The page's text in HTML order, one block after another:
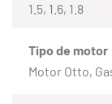
1.5, 1.6, 1.8
Tipo de motor
Motor Otto,